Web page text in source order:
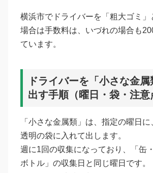
横浜市でドライバーを「粗大ゴミ」
場合は手数料は、いづれの場合も
ています。
ドライバーを「小さな金
出す手順（曜日・袋・注意
「小さな金属類」は、指定の曜日
透明の袋に入れて出します。
週に1回の収集になっており、「缶
ボトル」の収集日と同じ曜日です。